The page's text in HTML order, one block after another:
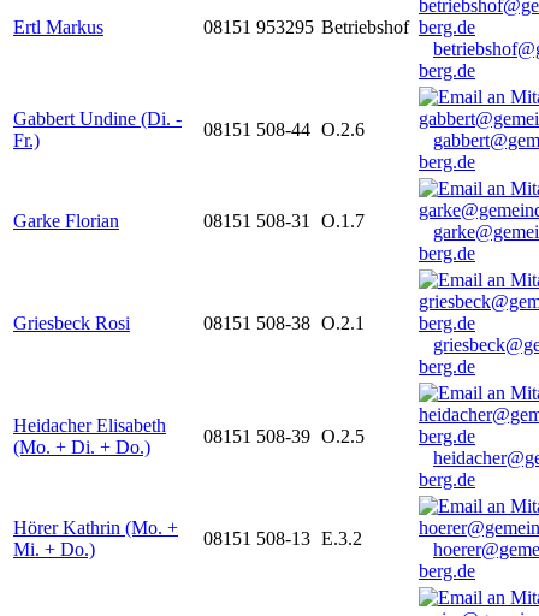
Ertl Markus 08151 953295 Betriebshof
berg.de
Gabbert Undine (Di. -
Fr.)
08151 508-44 O.2.6
berg.de
Garke Florian 08151 508-31 O.1.7
berg.de
Griesbeck Rosi 08151 508-38 O.2.1
berg.de
Heidacher Elisabeth
(Mo. + Di. + Do.)
08151 508-39 O.2.5
berg.de
Hörer Kathrin (Mo. +
Mi. + Do.)
08151 508-13 E.3.2
berg.de